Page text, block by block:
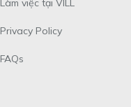
Privacy Policy
FAQs